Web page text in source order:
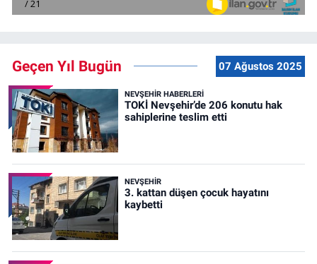
Geçen Yıl Bugün 07 Ağustos 2025
NEVŞEHIR HABERLERI
TOKİ Nevşehir’de 206 konutu hak
sahiplerine teslim etti
NEVŞEHIR
3. kattan düşen çocuk hayatını
kaybetti